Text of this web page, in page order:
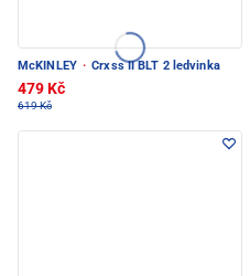
McKINLEY · Crxss II BLT 2 ledvinka
479 Kč
619 Kč